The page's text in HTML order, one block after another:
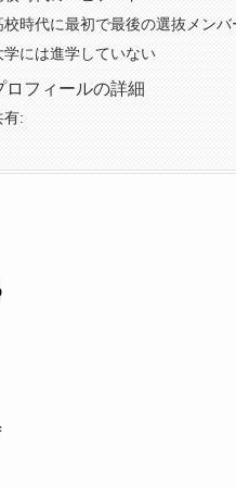
校時代に最初で最後の選抜メンバ
学には進学していない
ロフィールの詳細
有: